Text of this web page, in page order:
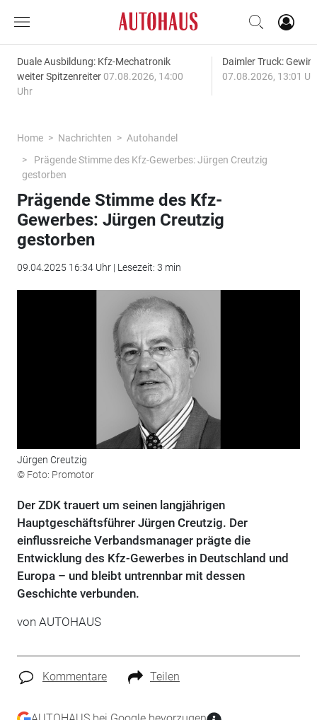
Duale Ausbildung: Kfz-Mechatronik
weiter Spitzenreiter 07.08.2026, 14:00
Uhr
Daimler Truck:
07.08.2026, 13:01
Home Nachrichten
Autohandel
Prägende Stimme des Kfz-Gewerbes: Jürgen Creutzig
gestorben
Prägende Stimme des Kfz-
Gewerbes: Jürgen Creutzig
gestorben
09.04.2025 16:34 Uhr | Lesezeit: 3 min
Jürgen Creutzig
© Foto: Promotor
Der ZDK trauert um seinen langjährigen
Hauptgeschäftsführer Jürgen Creutzig. Der
einflussreiche Verbandsmanager prägte die
Entwicklung des Kfz-Gewerbes in Deutschland und
Europa – und bleibt untrennbar mit dessen
Geschichte verbunden.
von AUTOHAUS
Kommentare Teilen